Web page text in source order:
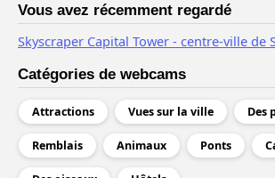
Vous avez récemment regardé
Skyscraper Capital Tower - centre-ville de
Catégories de webcams
Attractions Vues sur la ville Des
Remblais Animaux Ponts